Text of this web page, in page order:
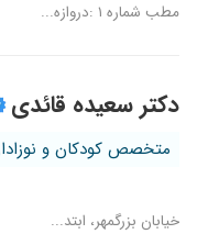
مطب شماره ۱ :دروازه...
دکتر سعیده قائدی
متخصص کودکان و
خیابان بزرگمهر، ابتد...